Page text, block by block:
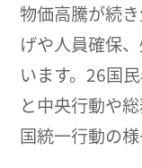
物価高騰が続
げや人員確保
います。26国
と中央行動や
国統一行動の様